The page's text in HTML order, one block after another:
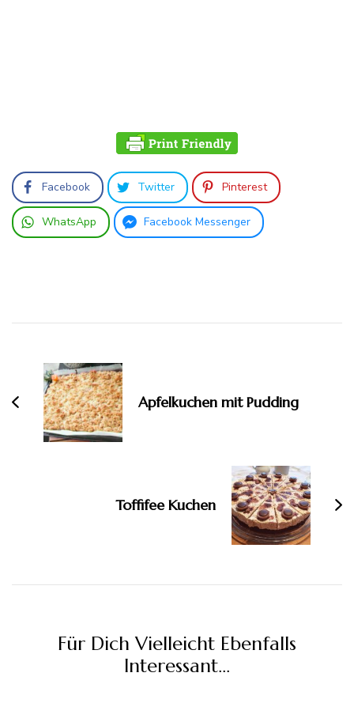
Facebook Twitter Pinterest
WhatsApp Facebook Messenger
Apfelkuchen mit Pudding
Toffifee Kuchen
Für Dich Vielleicht Ebenfalls
Interessant...